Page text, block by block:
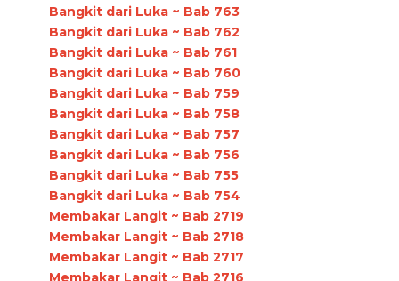
Bangkit dari Luka ~ Bab 763
Bangkit dari Luka ~ Bab 762
Bangkit dari Luka ~ Bab 761
Bangkit dari Luka ~ Bab 760
Bangkit dari Luka ~ Bab 759
Bangkit dari Luka ~ Bab 758
Bangkit dari Luka ~ Bab 757
Bangkit dari Luka ~ Bab 756
Bangkit dari Luka ~ Bab 755
Bangkit dari Luka ~ Bab 754
Membakar Langit ~ Bab 2719
Membakar Langit ~ Bab 2718
Membakar Langit ~ Bab 2717
Membakar Langit ~ Bab 2716